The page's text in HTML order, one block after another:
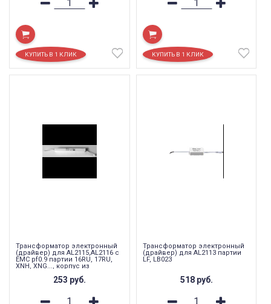
Трансформатор электронный
(драйвер) для AL2115,AL2116 с
EMC pf0.9 партии 16RU, 17RU,
XNH, XNG..., корпус из
253 руб.
Трансформатор электронный
(драйвер) для AL2113 партии
LF, LB023
518 руб.